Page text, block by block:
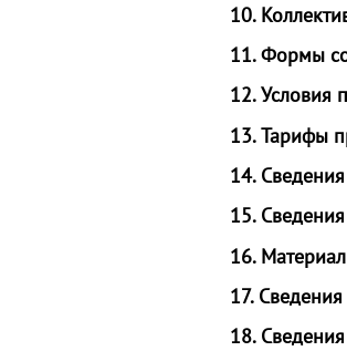
10.
11. Формы
12. Условия
13. Тарифы
14.
15.
16.
17.
18.